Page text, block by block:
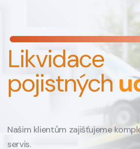
Likvidace
pojistných
Našim klientům zajišťujeme
servis.